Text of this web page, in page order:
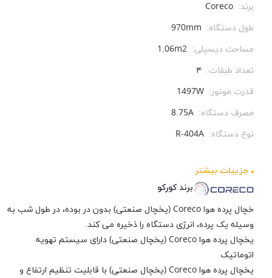
برند کورکو
خچال پرده هوا Coreco (یخچال صنعتی) بدون در بوده، در طول شب به
وسیله یک پرده، انرژی دستگاه را ذخیره می کند.
یخچال پرده هوا Coreco (یخچال صنعتی) دارای سیستم تهویه
اتوماتیک
یخچال پرده هوا Coreco (یخچال صنعتی) با قابلیت تنظیم ارتفاع و
برند: Coreco
طول دستگاه: 970mm
مساحت دیسپلی: 1.06m2
تعداد طبقات: ۴
قدرت موتور: 1497W
مصرف دستگاه: 8.75A
نوع دستگاه: R-404A
جزيیات بیشتر